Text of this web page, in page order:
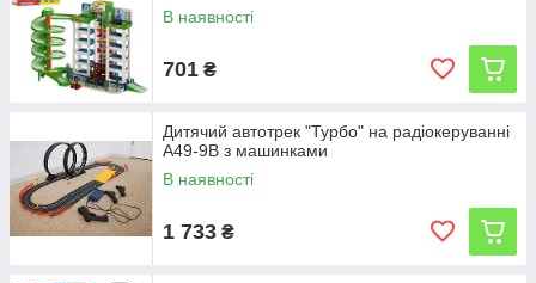
В наявності
701 ₴
Дитячий автотрек "Турбо" на радіокеруванні
A49-9B з машинками
В наявності
1 733 ₴